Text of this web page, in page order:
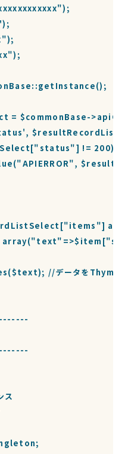
= $commonBase-
!= 200){
as
=
//データを
ス